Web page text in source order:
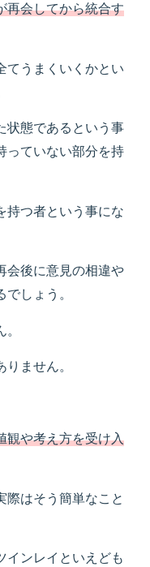
再会してから統合す
てうまくいくかとい
状態であるという事
っていない部分を持
持つ者という事にな
会後に意見の相違や
しょう。
ません。
観や考え方を受け入
際はそう簡単なこと
インレイといえども